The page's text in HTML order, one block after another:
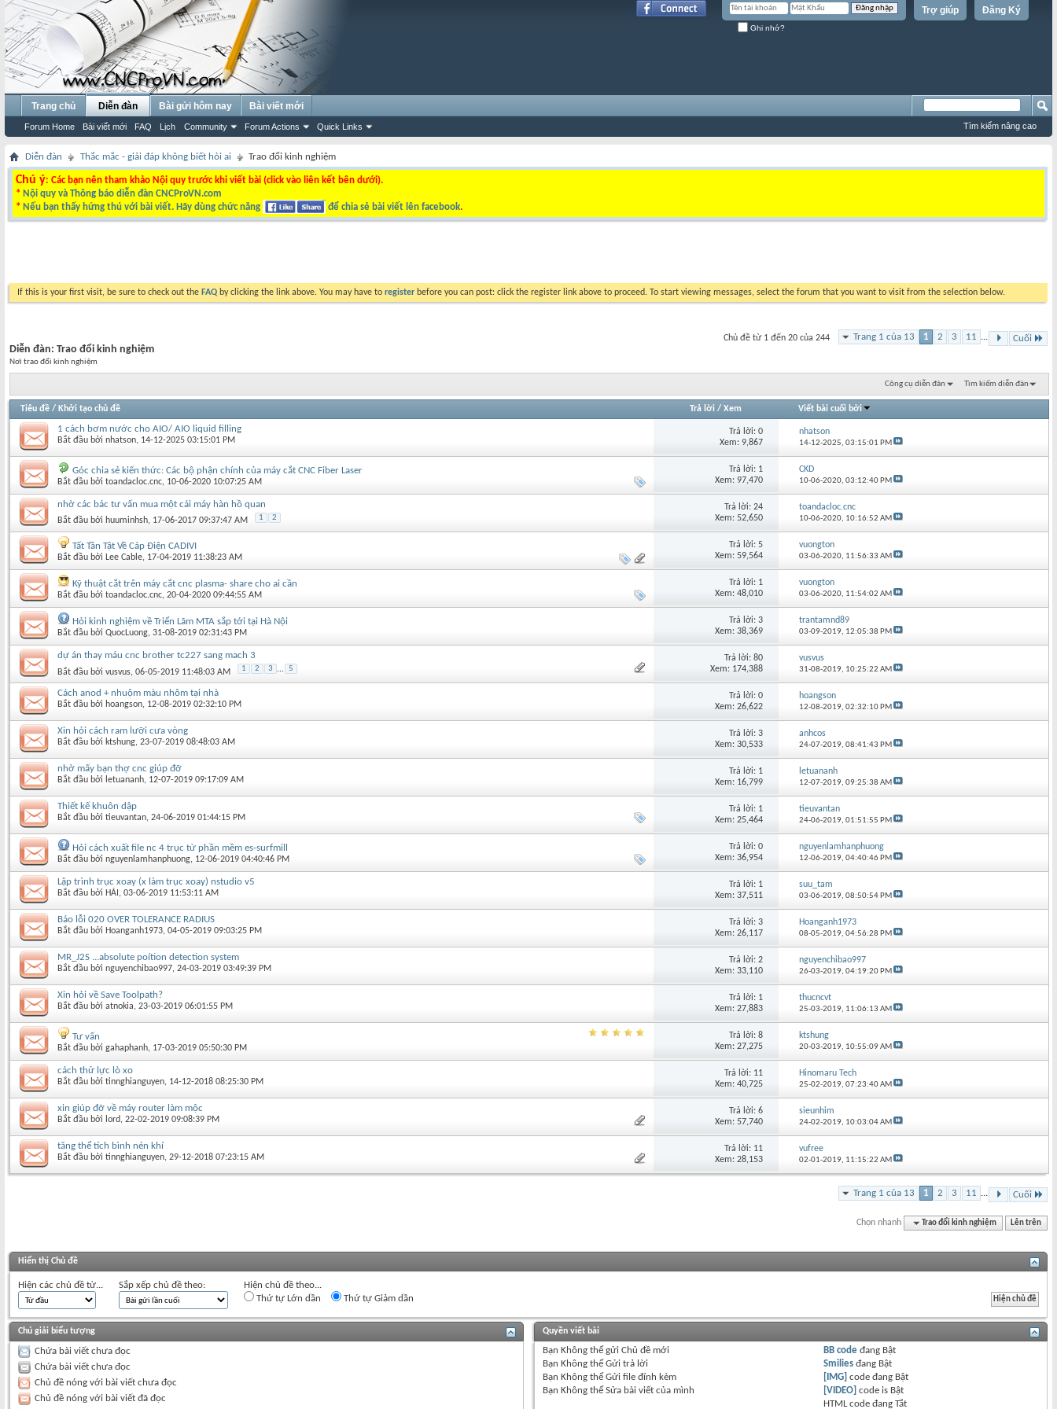
Đăng Ký
Trợ giúp
Ghi nhớ?
Trang chủ Diễn đàn
Forum Home Bài viết mới FAQ Lịch Community Forum Actions Quick Links
Bài gửi hôm nay Bài viết mới
Tìm kiếm nâng cao
Diễn đàn Thắc mắc - giải đáp không biết hỏi ai Trao đổi kinh nghiệm
Chú ý: Các bạn nên tham khảo Nội quy trước khi viết bài (click vào liên kết bên dưới).
* Nội quy và Thông báo diễn đàn CNCProVN.com
* Nếu bạn thấy hứng thú với bài viết. Hãy dùng chức năng để chia sẻ bài viết lên facebook.
If this is your first visit, be sure to check out the FAQ by clicking the link above. You may have to register before you can post: click the register link above to proceed. To start viewing messages, select the forum that you want to visit from the selection below.
Trang 1 của 13 1 2 3 11 ... Cuối
Chủ đề từ 1 đến 20 của 244
Diễn đàn: Trao đổi kinh nghiệm
Nơi trao đổi kinh nghiệm
Công cụ diễn đàn Tìm kiếm diễn đàn
Tiêu đề / Khởi tạo chủ đề Trả lời/ Xem Viết bài cuối bởi
1 cách bơm nước cho AIO/ AIO liquid filling
Bắt đầu bởi nhatson‎, 14-12-2025 03:15:01 PM
Trả lời: 0
Xem: 9,867
nhatson
14-12-2025,03:15:01 PM
Góc chia sẻ kiến thức: Các bộ phận chính của máy cắt CNC Fiber Laser
Bắt đầu bởi toandacloc.cnc‎, 10-06-2020 10:07:25 AM
Trả lời: 1
Xem: 97,470
CKD
10-06-2020,03:12:40 PM
nhờ các bác tư vấn mua một cái máy hàn hồ quan
Bắt đầu bởi huuminhsh‎, 17-06-2017 09:37:47 AM 1 2
Trả lời: 24
Xem: 52,650
toandacloc.cnc
10-06-2020, 10:16:52 AM
Tất Tần Tật Về Cáp Điện CADIVI
Bắt đầu bởi Lee Cable‎, 17-04-2019 11:38:23 AM
Trả lời: 5
Xem: 59,564
vuongton
03-06-2020, 11:56:33 AM
Kỹ thuật cắt trên máy cắt cnc plasma- share cho ai cần
Bắt đầu bởi toandacloc.cnc‎, 20-04-2020 09:44:55 AM
Trả lời: 1
Xem: 48,010
vuongton
03-06-2020, 11:54:02 AM
Hỏi kinh nghiệm về Triển Lãm MTA sắp tới tại Hà Nội
Bắt đầu bởi QuocLuong‎, 31-08-2019 02:31:43 PM
Trả lời: 3
Xem: 38,369
trantamnd89
03-09-2019, 12:05:38 PM
dự án thay máu cnc brother tc227 sang mach 3
Bắt đầu bởi vusvus‎, 06-05-2019 11:48:03 AM 1 2 3 ... 5
Trả lời: 80
Xem: 174,388
vusvus
31-08-2019, 10:25:22 AM
Cách anod + nhuộm màu nhôm tại nhà
Bắt đầu bởi hoangson‎, 12-08-2019 02:32:10 PM
Trả lời: 0
Xem: 26,622
hoangson
12-08-2019,02:32:10 PM
Xin hỏi cách ram lưỡi cưa vòng
Bắt đầu bởi ktshung‎, 23-07-2019 08:48:03 AM
Trả lời: 3
Xem: 30,533
anhcos
24-07-2019,08:41:43 PM
nhờ mấy bạn thợ cnc giúp đỡ
Bắt đầu bởi letuananh‎, 12-07-2019 09:17:09 AM
Trả lời: 1
Xem: 16,799
letuananh
12-07-2019,09:25:38 AM
Thiết kế khuôn dập
Bắt đầu bởi tieuvantan‎, 24-06-2019 01:44:15 PM
Trả lời: 1
Xem: 25,464
tieuvantan
24-06-2019,01:51:55 PM
Hỏi cách xuất file nc 4 trục từ phần mềm es-surfmill
Bắt đầu bởi nguyenlamhanphuong‎, 12-06-2019 04:40:46 PM
Trả lời: 0
Xem: 36,954
nguyenlamhanphuong
12-06-2019,04:40:46 PM
Lập trình trục xoay (x làm trục xoay) nstudio v5
Bắt đầu bởi HẢI ‎, 03-06-2019 11:53:11 AM
Trả lời: 1
Xem: 37,511
suu_tam
03-06-2019,08:50:54 PM
Báo lỗi 020 OVER TOLERANCE RADIUS
Bắt đầu bởi Hoanganh1973‎, 04-05-2019 09:03:25 PM
Trả lời: 3
Xem: 26,117
Hoanganh1973
08-05-2019,04:56:28 PM
MR_J2S ...absolute poítion detection system
Bắt đầu bởi nguyenchibao997‎, 24-03-2019 03:49:39 PM
Trả lời: 2
Xem: 33,110
nguyenchibao997
26-03-2019,04:19:20 PM
Xin hỏi về Save Toolpath?
Bắt đầu bởi atnokia‎, 23-03-2019 06:01:55 PM
Trả lời: 1
Xem: 27,883
thucncvt
25-03-2019, 11:06:13 AM
Tư vấn
Bắt đầu bởi gahaphanh‎, 17-03-2019 05:50:30 PM
Trả lời: 8
Xem: 27,275
ktshung
20-03-2019, 10:55:09 AM
cách thử lực lò xo
Bắt đầu bởi tinnghianguyen‎, 14-12-2018 08:25:30 PM
Trả lời: 11
Xem: 40,725
Hinomaru Tech
25-02-2019,07:23:40 AM
xin giúp đỡ về máy router làm mộc
Bắt đầu bởi lord‎, 22-02-2019 09:08:39 PM
Trả lời: 6
Xem: 57,740
sieunhim
24-02-2019, 10:03:04 AM
tăng thể tích bình nén khí
Bắt đầu bởi tinnghianguyen‎, 29-12-2018 07:23:15 AM
Trả lời: 11
Xem: 28,153
vufree
02-01-2019, 11:15:22 AM
Trang 1 của 13 1 2 3 11 ... Cuối
Chọn nhanh Trao đổi kinh nghiệm Lên trên
Hiển thị Chủ đề
Hiện các chủ đề từ... Sắp xếp chủ đề theo:
Hiện chủ đề theo...
Thứ tự Lớn dần
Thứ tự Giảm dần
Chú giải biểu tượng
Chứa bài viết chưa đọc
Chứa bài viết chưa đọc
Chủ đề nóng với bài viết chưa đọc
Chủ đề nóng với bài viết đã đọc
Quyền viết bài
Bạn Không thểgửi Chủ đề mới
Bạn Không thểGửi trả lời
Bạn Không thểGửi file đính kèm
Bạn Không thểSửa bài viết của mình
BB code đang Bật
Smilies đang Bật
[IMG] code đang Bật
[VIDEO] code is Bật
HTML code đangTắt